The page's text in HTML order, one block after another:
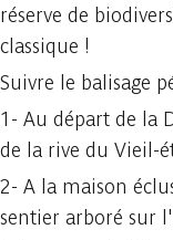
réserve de
classique !
Suivre le balisage
1- Au départ de la
de la rive du Vieil-
2- A la maison
sentier arboré sur